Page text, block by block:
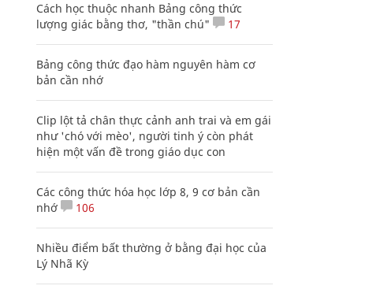
Cách học thuộc nhanh Bảng công thức
lượng giác bằng thơ, "thần chú"
17
Bảng công thức đạo hàm nguyên hàm cơ
bản cần nhớ
Clip lột tả chân thực cảnh anh trai và em gái
như 'chó với mèo', người tinh ý còn phát
hiện một vấn đề trong giáo dục con
Các công thức hóa học lớp 8, 9 cơ bản cần
nhớ
106
Nhiều điểm bất thường ở bằng đại học của
Lý Nhã Kỳ